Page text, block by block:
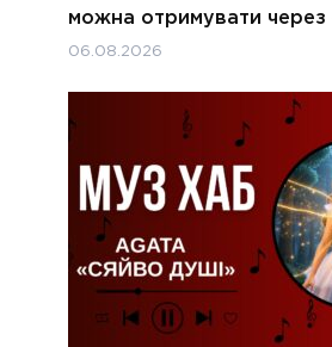
можна отримувати через
06.08.2026